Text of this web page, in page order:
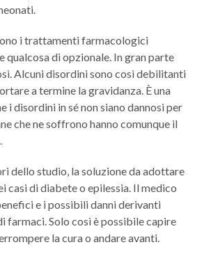
i trattamenti farmacologici
qualcosa di opzionale. In gran parte
Alcuni disordini sono così debilitanti
a termine la gravidanza. È una
i disordini in sé non siano dannosi per
che ne soffrono hanno comunque il
dello studio, la soluzione da adottare
casi di diabete o epilessia. Il medico
e i possibili danni derivanti
farmaci. Solo così è possibile capire
la cura o andare avanti.